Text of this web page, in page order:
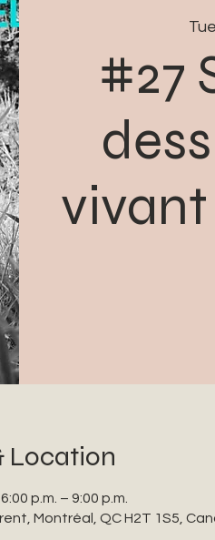
#27
Location
p.m. – 9:00 p.m.
Montréal, QC H2T 1S5,